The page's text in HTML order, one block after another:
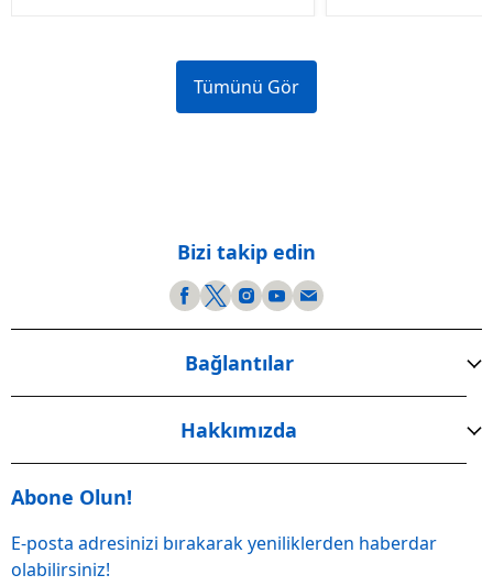
Tümünü Gör
Bizi takip edin
Bağlantılar
Hakkımızda
Abone Olun!
E-posta adresinizi bırakarak yeniliklerden haberdar
olabilirsiniz!